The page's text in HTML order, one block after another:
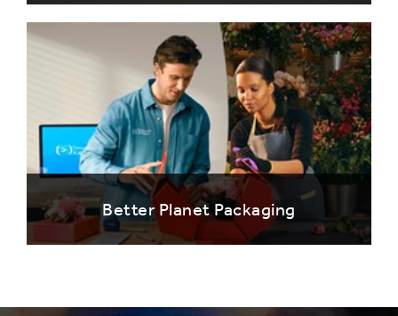
Better Planet Packaging